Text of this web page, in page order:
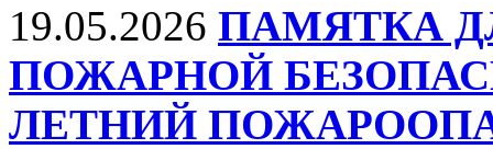
19.05.2026 ПАМЯТКА
ПОЖАРНОЙ
ЛЕТНИЙ